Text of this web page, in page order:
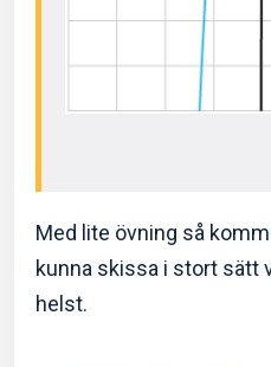
Med lite övning så
kunna skissa i stort sätt
helst.